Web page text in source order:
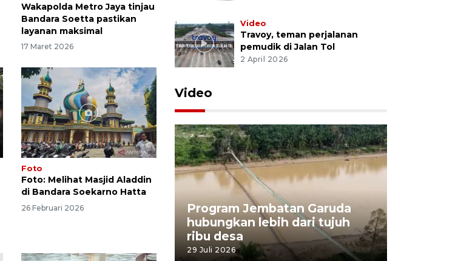
Wakapolda Metro Jaya tinjau
Bandara Soetta pastikan
layanan maksimal
17 Maret 2026
Foto
Foto: Melihat Masjid Aladdin
di Bandara Soekarno Hatta
26 Februari 2026
Video
Travoy, teman perjalanan
pemudik di Jalan Tol
2 April 2026
Video
Program Jembatan Garuda
hubungkan lebih dari tujuh
ribu desa
29 Juli 2026